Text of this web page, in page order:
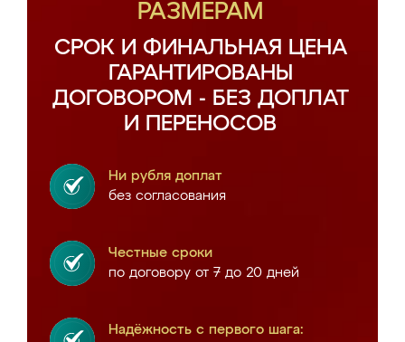
РАЗМЕРАМ
СРОК И ФИНАЛЬНАЯ ЦЕНА
ГАРАНТИРОВАНЫ
ДОГОВОРОМ - БЕЗ ДОПЛАТ
И ПЕРЕНОСОВ
Ни рубля доплат
без согласования
Честные сроки
по договору от 7 до 20 дней
Надёжность с первого шага: